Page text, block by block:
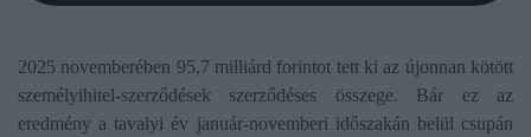
2025 novemberében 95,7 milliárd forintot tett ki az újonnan kötött
személyihitel-szerződések szerződéses összege. Bár ez az
eredmény a tavalyi év január-novemberi időszakán belül csupán